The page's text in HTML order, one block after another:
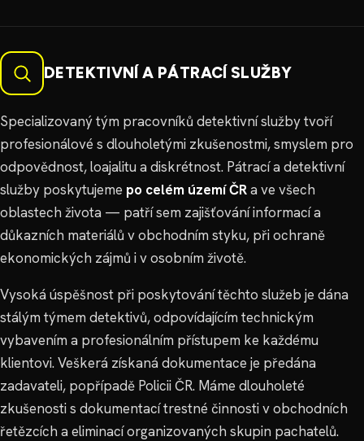
DETEKTIVNÍ A PÁTRACÍ SLUŽBY
Specializovaný tým pracovníků detektivní služby tvoří
profesionálové s dlouholetými zkušenostmi, smyslem pro
odpovědnost, loajalitu a diskrétnost. Pátrací a detektivní
služby poskytujeme po celém území ČRa ve všech
oblastech života — patří sem zajišťování informací a
důkazních materiálů v obchodním styku, při ochraně
ekonomických zájmů i v osobním životě.
Vysoká úspěšnost při poskytování těchto služeb je dána
stálým týmem detektivů, odpovídajícím technickým
vybavením a profesionálním přístupem ke každému
klientovi. Veškerá získaná dokumentace je předána
zadavateli, popřípadě Policii ČR. Máme dlouholeté
zkušenosti s dokumentací trestné činnosti v obchodních
řetězcích a eliminací organizovaných skupin pachatelů.